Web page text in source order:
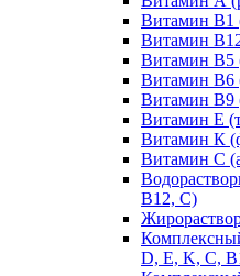
Витамин В1
Витамин
Витамин В5
Витамин В6
Витамин В9
Витамин Е
Витамин К
Витамин С
В12, С)
D, E, K, C,